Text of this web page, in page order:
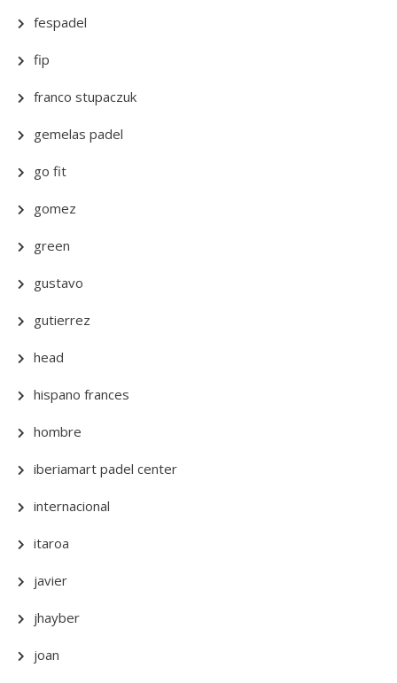
fespadel
fip
franco stupaczuk
gemelas padel
go fit
gomez
green
gustavo
gutierrez
head
hispano frances
hombre
iberiamart padel center
internacional
itaroa
javier
jhayber
joan